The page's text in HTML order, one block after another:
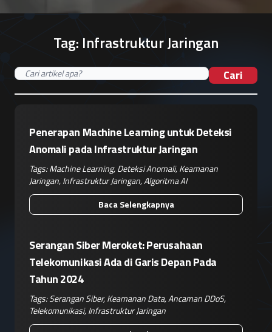
Tag: Infrastruktur Jaringan
Cari
Penerapan Machine Learning untuk Deteksi
Anomali pada Infrastruktur Jaringan
Tags:Machine Learning,Deteksi Anomali,Keamanan
Jaringan,Infrastruktur Jaringan,Algoritma AI
Baca Selengkapnya
Serangan Siber Meroket: Perusahaan
Telekomunikasi Ada di Garis Depan Pada
Tahun 2024
Tags:Serangan Siber,Keamanan Data,Ancaman DDoS,
Telekomunikasi,Infrastruktur Jaringan